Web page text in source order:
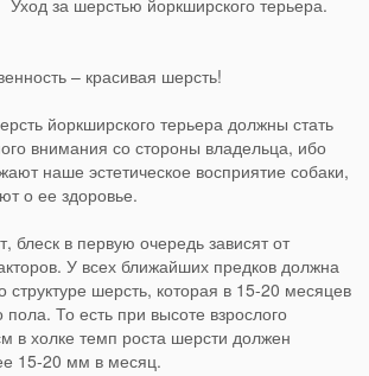
– красивая шерсть!
йоркширского терьера должны стать
внимания со стороны владельца, ибо
наше эстетическое восприятие собаки,
о ее здоровье.
блеск в первую очередь зависят от
У всех ближайших предков должна
структуре шерсть, которая в 15-20 месяцев
пола. То есть при высоте взрослого
в холке темп роста шерсти должен
15-20 мм в месяц.